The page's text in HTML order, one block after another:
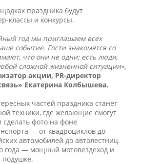
праздника будут
классы и конкурсы.
год мы приглашаем всех
событие. Гости знакомятся со
что они не одни; есть люди,
сложной жизненной ситуации»,
акции, PR-директор
Екатерина Колбышева.
частей праздника станет
техники, где желающие смогут
сделать фото на фоне
— от квадроциклов до
автомобилей до автолестниц.
года — мощный мотовездеход и
подушке.